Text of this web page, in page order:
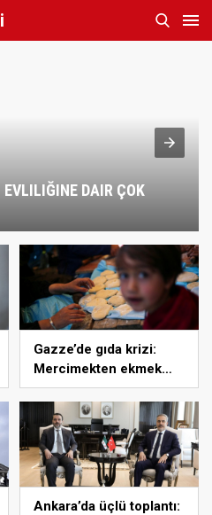
DAIR ÇOK
Gazze’de gıda krizi:
Mercimekten ekmek
yapıyorlar
Ankara’da üçlü toplantı: